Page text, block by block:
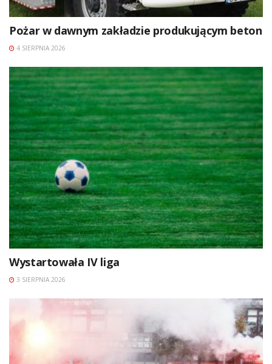
Pożar w dawnym zakładzie produkującym beton
4 SIERPNIA 2026
Wystartowała IV liga
3 SIERPNIA 2026